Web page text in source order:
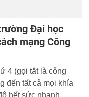
Đại học
mạng Công
4 (gọi tắt là công
đến tất cả mọi khía
hết sức nhanh